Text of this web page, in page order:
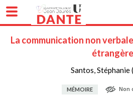
La communication non
étrangère
Santos, Stéphanie
MÉMOIRE Non